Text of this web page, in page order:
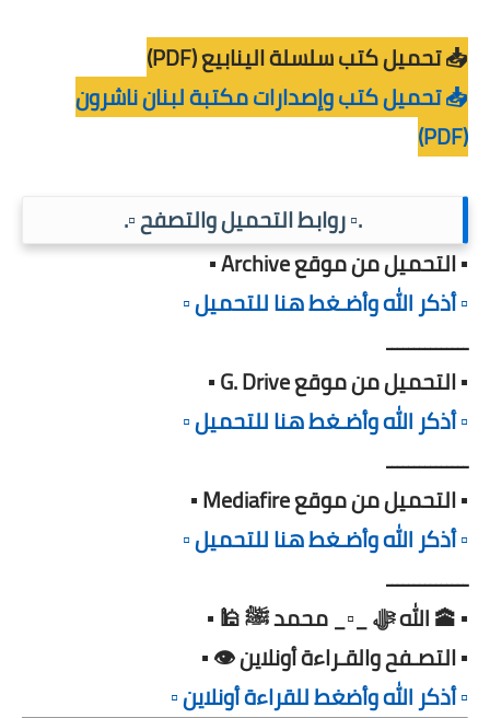
📥 تحميل كتب سلسلة الينابيع (PDF)
📥 تحميل كتب وإصدارات مكتبة لبنان ناشرون
(PDF)
.▫️ روابط التحميل والتصفح ▫️.
▪️ التحميل من موقع Archive ▪️
▫️ أذكر الله وأضـغط هنا للتحميل ▫️
ـــــــــــــــ
▪️ التحميل من موقع G. Drive ▪️
▫️ أذكر الله وأضـغط هنا للتحميل ▫️
ـــــــــــــــ
▪️ التحميل من موقع Mediafire ▪️
▫️ أذكر الله وأضـغط هنا للتحميل ▫️
ـــــــــــــــ
▪️ 🕋 الله ﷻ _▫️_ محمد ﷺ 🕌 ▪️
▪️ التصـفح والقـراءة أونلاين 👁️ ▪️
▫️ أذكر الله وأضغط للقراءة أونلاين ▫️